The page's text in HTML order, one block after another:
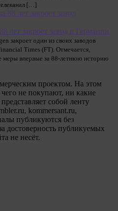
[…]
лет закроет завод в Германии
закроет один из своих заводов
Times (FT). Отмечается,
меры впервые за 88-летнюю историю
проектом. На этом
не покупают, ни какие
собой ленту
kommersant.ru,
публикуются без
достоверность публикуемых
не несёт.